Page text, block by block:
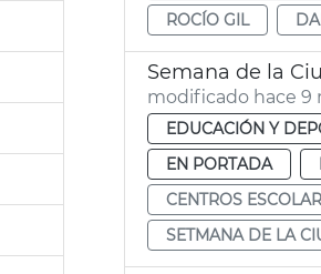
ROCÍO GIL
Semana de la
modificado hace 9
EDUCACIÓN Y
EN PORTADA
CENTROS
SETMANA DE LA